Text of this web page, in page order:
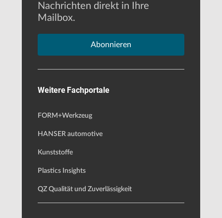
Nachrichten direkt in Ihre
Mailbox.
Abonnieren
Weitere Fachportale
FORM+Werkzeug
HANSER automotive
Kunststoffe
Plastics Insights
QZ Qualität und Zuverlässigkeit